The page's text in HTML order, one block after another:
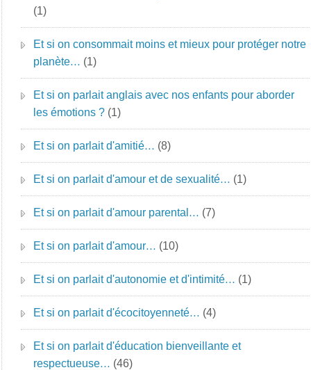
(1)
Et si on consommait moins et mieux pour protéger notre
planète… (1)
Et si on parlait anglais avec nos enfants pour aborder
les émotions ? (1)
Et si on parlait d'amitié… (8)
Et si on parlait d'amour et de sexualité… (1)
Et si on parlait d'amour parental… (7)
Et si on parlait d'amour… (10)
Et si on parlait d'autonomie et d'intimité… (1)
Et si on parlait d'écocitoyenneté… (4)
Et si on parlait d'éducation bienveillante et
respectueuse… (46)